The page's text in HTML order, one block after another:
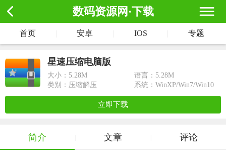
数码资源网·下载
首页 安卓 IOS 专题
星速压缩电脑版
大小： 5.28M
语言：5.28M
类别：压缩解压
系统：WinXP/Win7/Win10
立即下载
简介 文章 评论